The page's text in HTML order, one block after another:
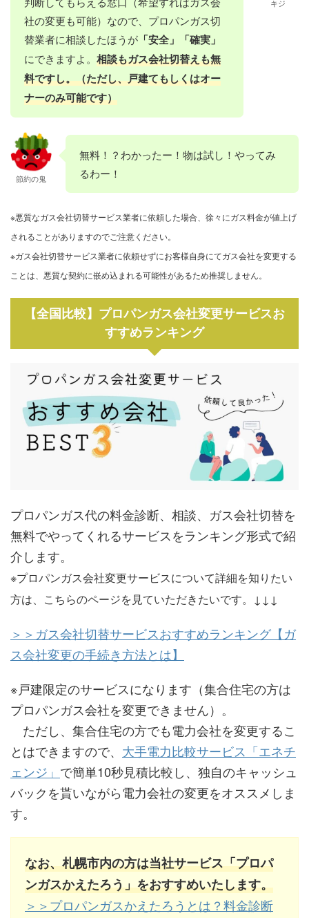
社の変更も可能）なので、プロパンガス切
替業者に相談したほうが 「安全」「確実」
にできますよ。 相談もガス会社切替えも無
料ですし。（ただし、戸建てもしくはオー
ナーのみ可能です）
キジ
節約の鬼
無料！？わかったー！物は試し！やってみ
るわー！
※悪質なガス会社切替サービス業者に依頼した場合、徐々にガス料金が値上げ
されることがありますのでご注意ください。
※ガス会社切替サービス業者に依頼せずにお客様自身にてガス会社を変更する
ことは、悪質な契約に嵌め込まれる可能性があるため推奨しません。
【全国比較】プロパンガス会社変更サービスお
すすめランキング
プロパンガス代の料金診断、相談、ガス会社切替を
無料でやってくれるサービスをランキング形式で紹
介します。
※プロパンガス会社変更サービスについて詳細を知りたい
方は、こちらのページを見ていただきたいです。↓↓↓
＞＞ガス会社切替サービスおすすめランキング【ガ
ス会社変更の手続き方法とは】
※戸建限定のサービスになります（集合住宅の方は
プロパンガス会社を変更できません）。
ただし、集合住宅の方でも電力会社を変更するこ
とはできますので、 大手電力比較サービス「エネチ
ェンジ」 で簡単10秒見積比較し、独自のキャッシュ
バックを貰いながら電力会社の変更をオススメしま
す。
なお、札幌市内の方は当社サービス「プロパ
ンガスかえたろう」をおすすめいたします。
＞＞プロパンガスかえたろうとは？料金診断